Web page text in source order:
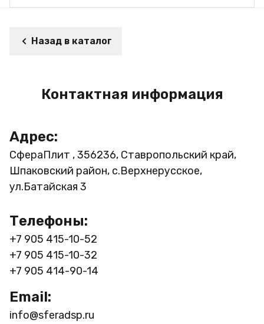
Назад в каталог
Контактная информация
Адрес:
СфераПлит , 356236, Ставропольский край,
Шпаковский район, с.Верхнерусское,
ул.Батайская 3
Телефоны:
+7 905 415-10-52
+7 905 415-10-32
+7 905 414-90-14
Email:
info@sferadsp.ru